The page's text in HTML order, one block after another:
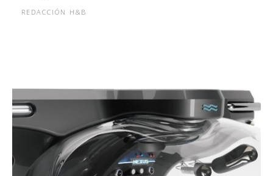
REDACCIÓN H&B